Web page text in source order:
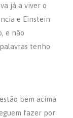
já a viver o
e Einstein
e não
tenho
bem acima
fazer por